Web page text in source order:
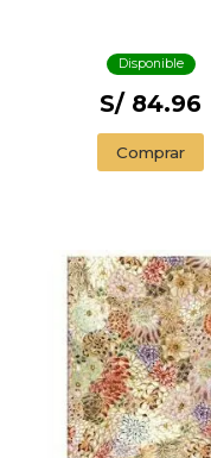
Disponible
S/ 84.96
Comprar